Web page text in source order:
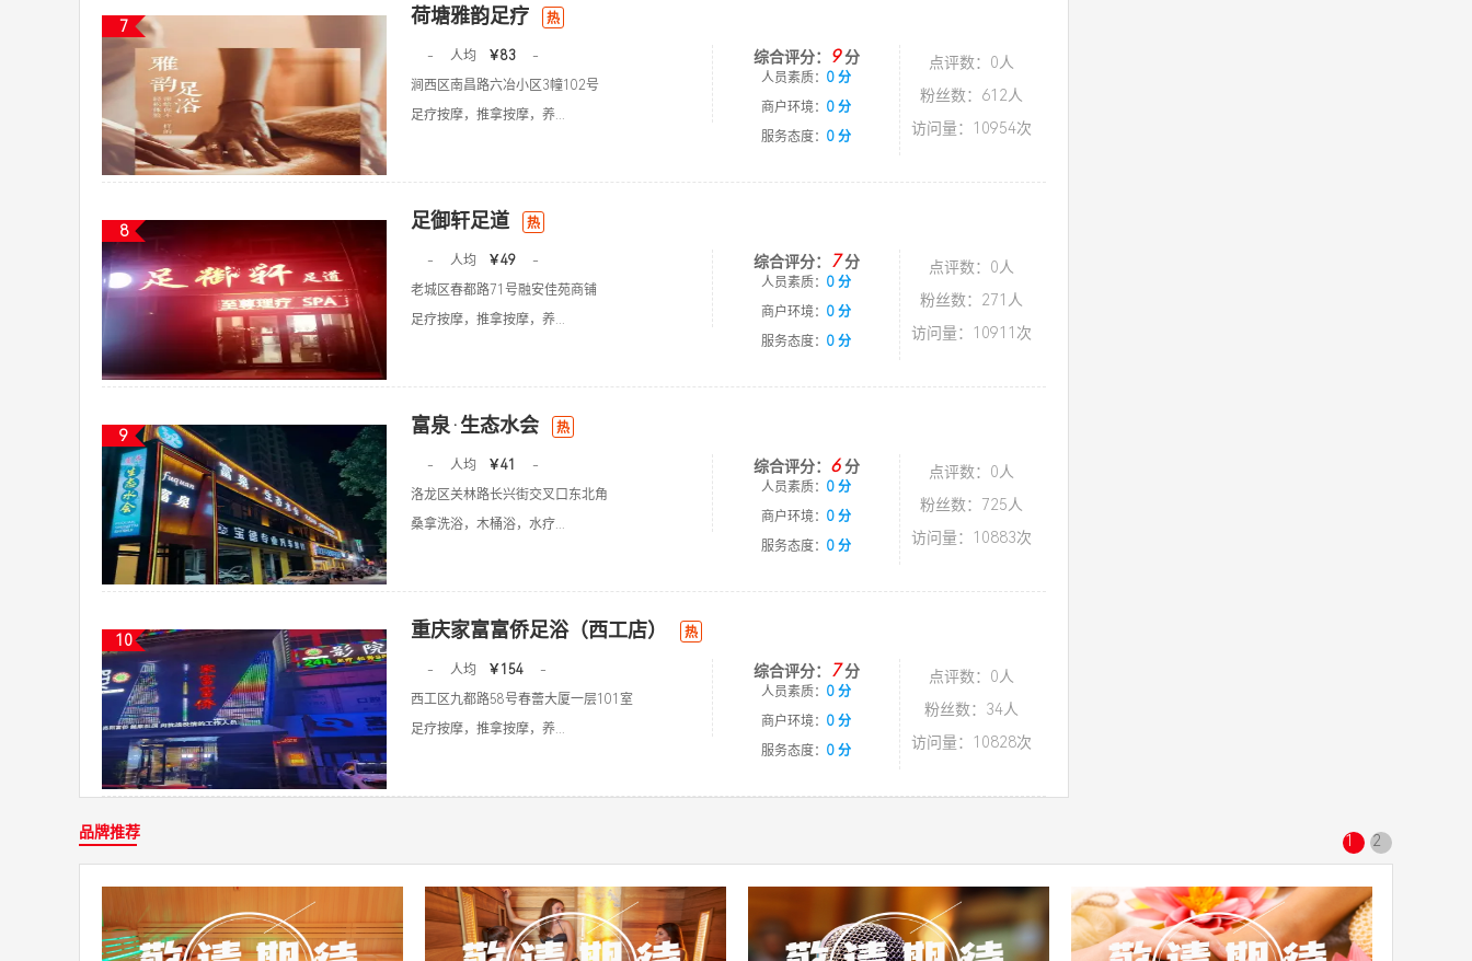
7 荷塘雅韵足疗 热
- 人均 ￥83
-
涧西区南昌路六冶小区3幢102号
足疗按摩，推拿按摩，养...
综合评分： 9分
人员素质： 0 分
商户环境： 0 分
服务态度： 0 分
点评数：0人
粉丝数：612人
访问量：10954次
8 足御轩足道 热
- 人均 ￥49
-
老城区春都路71号融安佳苑商铺
足疗按摩，推拿按摩，养...
综合评分： 7分
人员素质： 0 分
商户环境： 0 分
服务态度： 0 分
点评数：0人
粉丝数：271人
访问量：10911次
9 富泉·生态水会 热
- 人均 ￥41
-
洛龙区关林路长兴街交叉口东北角
桑拿洗浴，木桶浴，水疗...
综合评分： 6分
人员素质： 0 分
商户环境： 0 分
服务态度： 0 分
点评数：0人
粉丝数：725人
访问量：10883次
10 重庆家富富侨足浴（西工店） 热
- 人均 ￥154
-
西工区九都路58号春蕾大厦一层101室
足疗按摩，推拿按摩，养...
综合评分： 7分
人员素质： 0 分
商户环境： 0 分
服务态度： 0 分
点评数：0人
粉丝数：34人
访问量：10828次
品牌推荐 1 2